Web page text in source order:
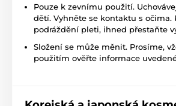
Pouze k zevnímu použití.
dětí. Vyhněte se kontaktu s očima.
podráždění pleti, ihned přestaňte
Složení se může měnit. Prosíme,
použitím ověřte informace